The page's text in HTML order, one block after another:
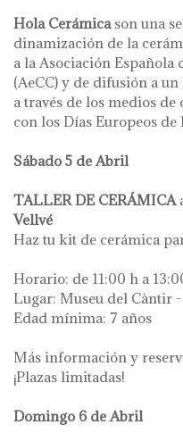
Hola Cerámicason una
dinamización de la
a la Asociación Española
(AeCC) y de difusión a
a través de los medios
con los Días Europeos de
Sábado 5 de Abril
TALLER DE CERÁMICA
Vellvé
Haz tu kit de cerámica
Horario: de 11:00 h a
Lugar: Museu del Càntir
Edad mínima: 7 años
Más información y
¡Plazas limitadas!
Domingo 6 de Abril